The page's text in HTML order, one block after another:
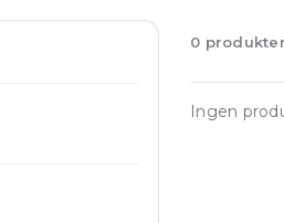
0 produkter
Ingen